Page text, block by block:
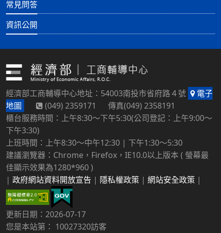
常見問答
資訊公開
經濟部工商輔導中心地址：54003南投市省府路４號
電子
地圖
(049) 2359171 傳真(049) 2358191
櫃台服務時間：上午8:30～下午5:30(公司登記：上午9:00～
下午3:30)
上班時間：上午8:30～中午12:30 | 下午1:30～5:30
建議瀏覽器：Chrome，Firefox，IE10.0以上版本 ( 螢幕最
佳顯示效果為1280*960 )
| 政府網站資料開放宣告 | 隱私權政策 | 網站安全政策 |
更新日期：2026-07-17
您是本站第： 10027320訪客